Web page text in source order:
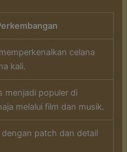
celana
kali.
menjadi populer di
melalui film dan musik.
dengan patch dan detail